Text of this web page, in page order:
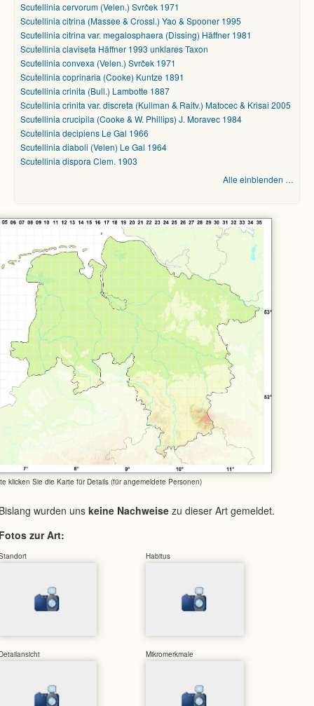
Scutellinia cervorum (Velen.) Svrček 1971
Scutellinia citrina (Massee & Crossl.) Yao & Spooner 1995
Scutellinia citrina var. megalosphaera (Dissing) Häffner 1981
Scutellinia claviseta Häffner 1993 unklares Taxon
Scutellinia convexa (Velen.) Svrček 1971
Scutellinia coprinaria (Cooke) Kuntze 1891
Scutellinia crinita (Bull.) Lambotte 1887
Scutellinia crinita var. discreta (Kullman & Raitv.) Matocec & Krisai 2005
Scutellinia crucipila (Cooke & W. Phillips) J. Moravec 1984
Scutellinia decipiens Le Gal 1966
Scutellinia diaboli (Velen) Le Gal 1964
Scutellinia dispora Clem. 1903
Alle einblenden …
klicken Sie die Karte für Details (für angemeldete Personen)
wurden uns keine Nachweise zu dieser Art gemeldet.
zur Art:
Habitus
Mikromerkmale